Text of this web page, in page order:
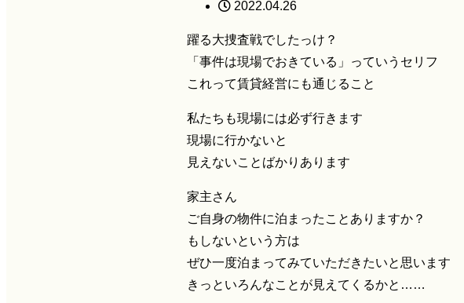
2022.04.26
躍る大捜査戦でしたっけ？
「事件は現場でおきている」っていうセリフ
これって賃貸経営にも通じること
私たちも現場には必ず行きます
現場に行かないと
見えないことばかりあります
家主さん
ご自身の物件に泊まったことありますか？
もしないという方は
ぜひ一度泊まってみていただきたいと思います
きっといろんなことが見えてくるかと……